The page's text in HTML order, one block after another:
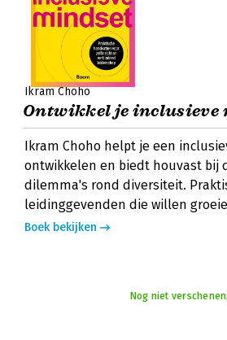
Ikram Choho
Ontwikkel je inclusieve
Ikram Choho helpt je een
ontwikkelen en biedt houvast bij
dilemma's rond diversiteit.
leidinggevenden die willen
Boek bekijken
Nog niet